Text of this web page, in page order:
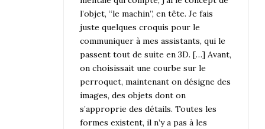
l’objet, “le machin”, en tête. Je fais
juste quelques croquis pour le
communiquer à mes assistants, qui le
passent tout de suite en 3D. […] Avant,
on choisissait une courbe sur le
perroquet, maintenant on désigne des
images, des objets dont on
s’approprie des détails. Toutes les
formes existent, il n’y a pas à les